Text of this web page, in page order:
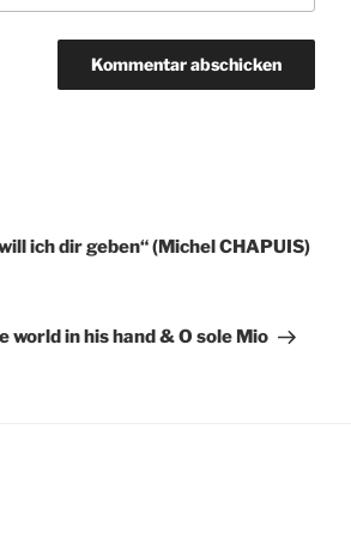
ich dir geben“ (Michel CHAPUIS)
world in his hand & O sole Mio